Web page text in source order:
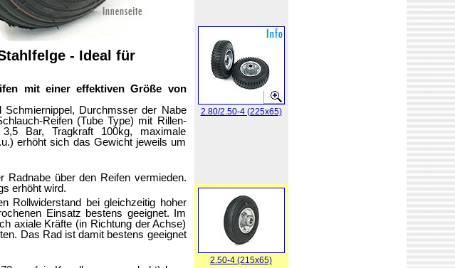
- Ideal für
mit einer effektiven Größe von
Schmiernippel, Durchmsser der Nabe
Reifen (Tube Type) mit Rillen-
Bar, Tragkraft 100kg, maximale
erhöht sich das Gewicht jeweils um
Radnabe über den Reifen vermieden.
erhöht wird.
Rollwiderstand bei gleichzeitig hoher
Einsatz bestens geeignet. Im
axiale Kräfte (in Richtung der Achse)
Das Rad ist damit bestens geeignet
2.80/2.50-4 (225x65)
2.50-4 (215x65)